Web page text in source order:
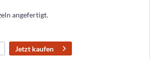
angefertigt.
Jetzt kaufen